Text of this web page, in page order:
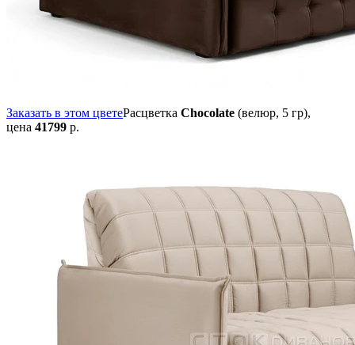
Заказать в этом цветеРасцветка Chocolate (велюр, 5 гр),
цена 41799 р.